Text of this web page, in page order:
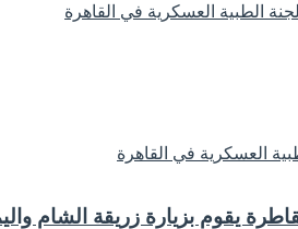
الطبية العسكرية في القاهرة
يقوم بزيارة زريقة الشام